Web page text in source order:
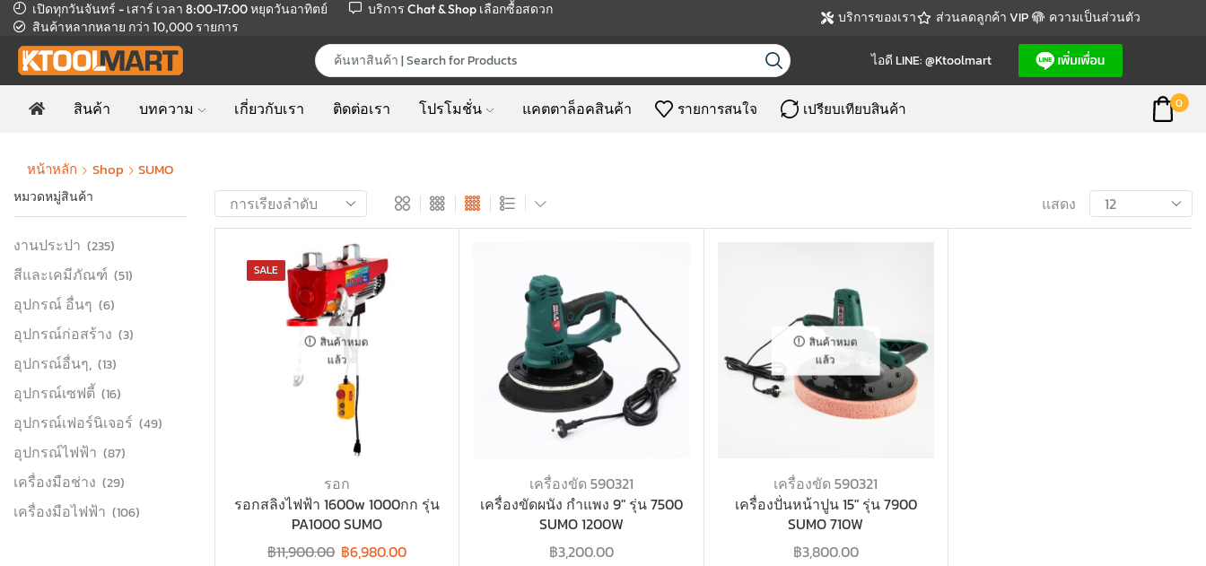
เปิดทุกวันจันทร์ - เสาร์ เวลา 8:00-17:00หยุดวันอาทิตย์ บริการ Chat & Shop เลือกซื้อสดวก
สินค้าหลากหลาย กว่า 10,000 รายการ บริการของเรา ส่วนลดลูกค้า VIP ความเป็นส่วนตัว
ไอดี LINE: @ktoolmart
สินค้า บทความ เกี่ยวกับเรา ติดต่อเรา โปรโมชั่น แคตตาล็อคสินค้า รายการสนใจ เปรียบเทียบสินค้า 0
หน้าหลัก Shop SUMO
แสดง
SALE
สินค้าหมด
แล้ว
รอก
รอกสลิงไฟฟ้า 1600w 1000กก รุ่น
PA1000 SUMO
฿11,900.00 ฿6,980.00
เครื่องขัด 590321
เครื่องขัดผนัง กำแพง 9″ รุ่น 7500
SUMO 1200W
฿3,200.00
สินค้าหมด
แล้ว
เครื่องขัด 590321
เครื่องปั่นหน้าปูน 15″ รุ่น 7900
SUMO 710W
฿3,800.00
หมวดหมู่สินค้า
งานประปา (235)
สีและเคมีภัณฑ์ (51)
อุปกรณ์ อื่นๆ (6)
อุปกรณ์ก่อสร้าง (3)
อุปกรณ์อื่นๆ, (13)
อุปกรณ์เซฟตี้ (16)
อุปกรณ์เฟอร์นิเจอร์ (49)
อุปกรณ์ไฟฟ้า (87)
เครื่องมือช่าง (29)
เครื่องมือไฟฟ้า (106)